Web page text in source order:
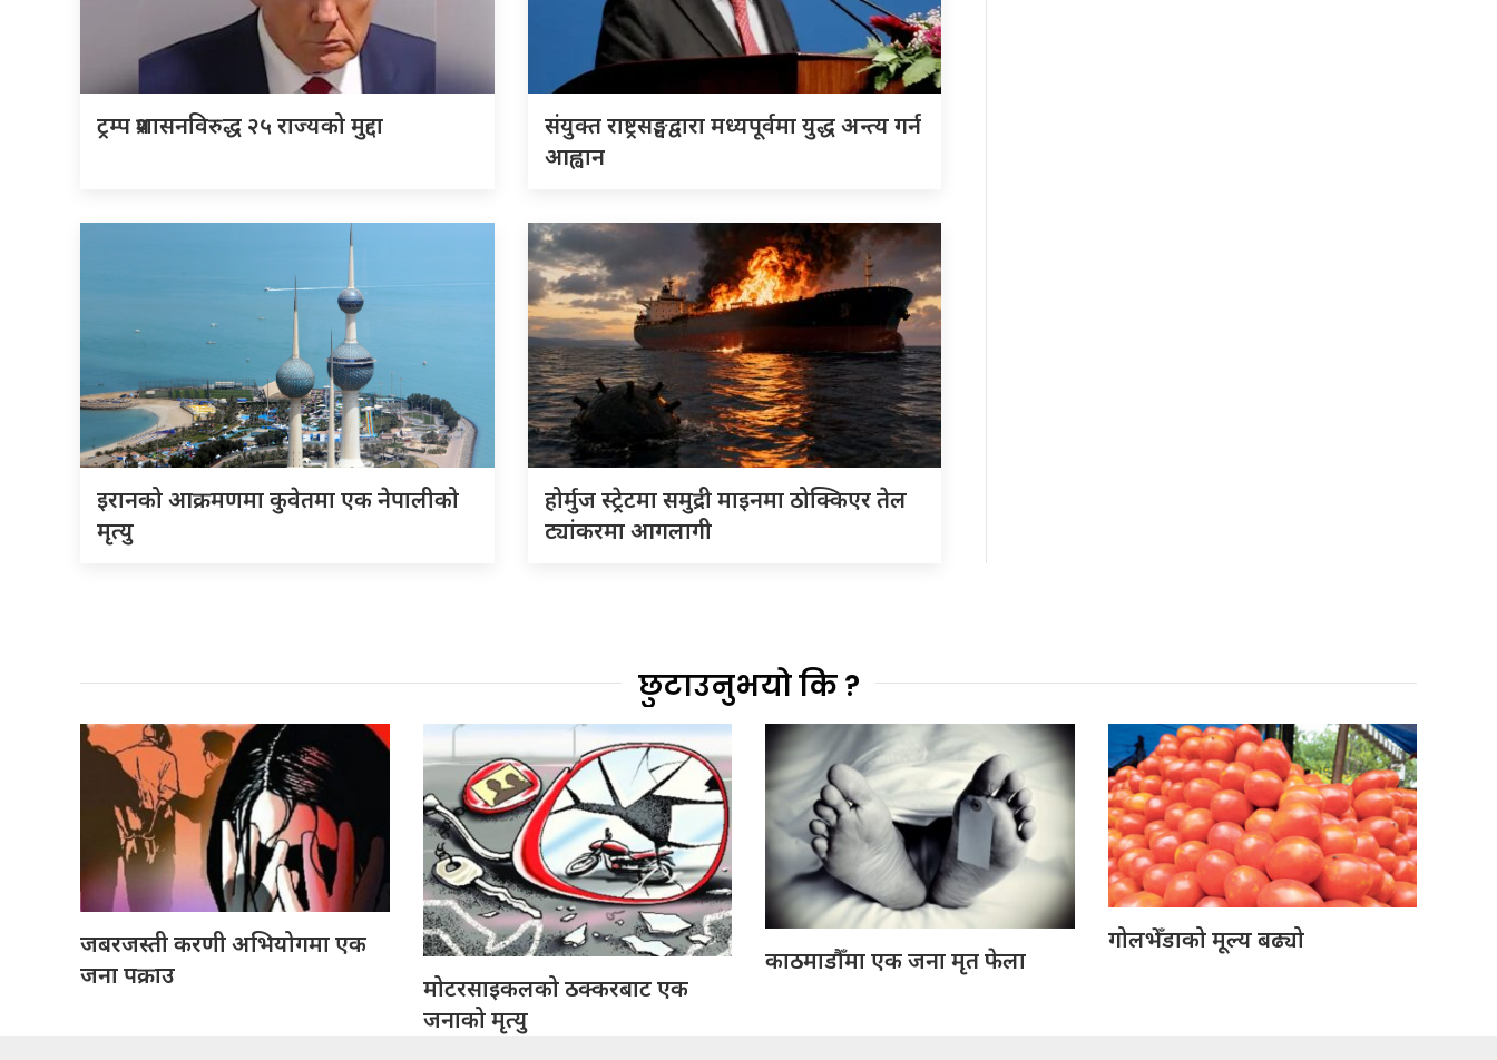
ट्रम्प प्रशासनविरुद्ध २५ राज्यको मुद्दा
संयुक्त राष्ट्रसङ्घद्वारा मध्यपूर्वमा युद्ध अन्त्य गर्न
आह्वान
इरानको आक्रमणमा कुवेतमा एक नेपालीको
मृत्यु
होर्मुज स्ट्रेटमा समुद्री माइनमा ठोक्किएर तेल
ट्यांकरमा आगलागी
छुटाउनुभयो कि ?
जबरजस्ती करणी अभियोगमा एक
जना पक्राउ
मोटरसाइकलको ठक्करबाट एक
जनाको मृत्यु
काठमाडौँमा एक जना मृत फेला
गोलभेँडाको मूल्य बढ्यो